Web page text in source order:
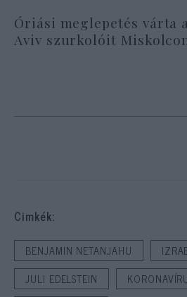
Óriási meglepetés várta
Aviv szurkolóit
Cimkék:
BENJAMIN NETANJAHU
JULI EDELSTEIN